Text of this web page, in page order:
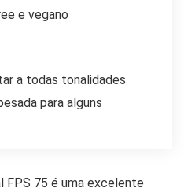
e vegano
a todas tonalidades
para alguns
FPS 75 é uma excelente